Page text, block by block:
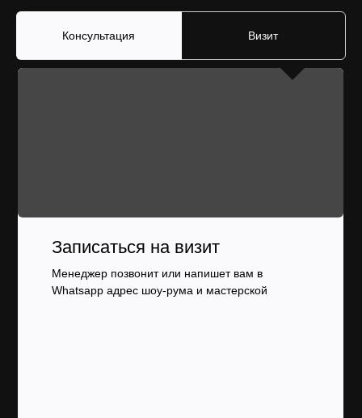
Консультация Визит
Записаться на визит
Менеджер позвонит или напишет вам в
Whatsapp адрес шоу-рума и мастерской